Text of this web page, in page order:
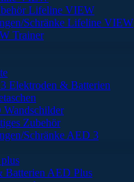
Lifeline VIEW
Schränke Lifeline VIEW
Trainer
Elektroden & Batterien
Zubehör
Schränke AED 3
Batterien AED Plus